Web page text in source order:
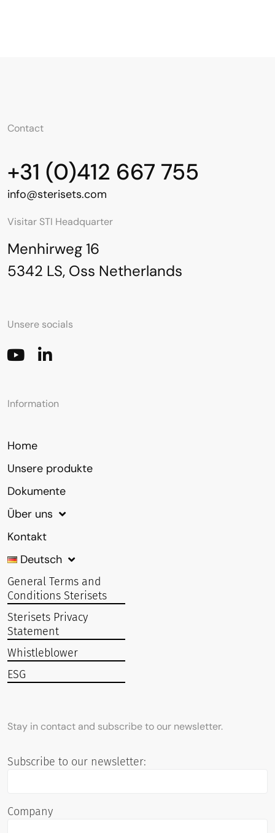
Stay in contact and subscribe to our newsletter.
Subscribe to our newsletter:
Company
Contact
+31 (0)412 667 755
info@sterisets.com
Visitar STI Headquarter
Menhirweg 16
5342 LS, Oss Netherlands
Unsere socials
Information
Home
Unsere produkte
Dokumente
Über uns
Kontakt
Deutsch
General Terms and
Conditions Sterisets
Sterisets Privacy
Statement
Whistleblower
ESG